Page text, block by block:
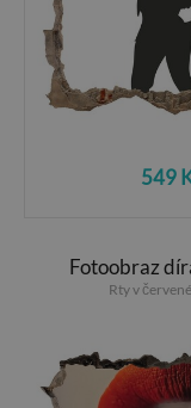
549
Fotoobraz
Rty v